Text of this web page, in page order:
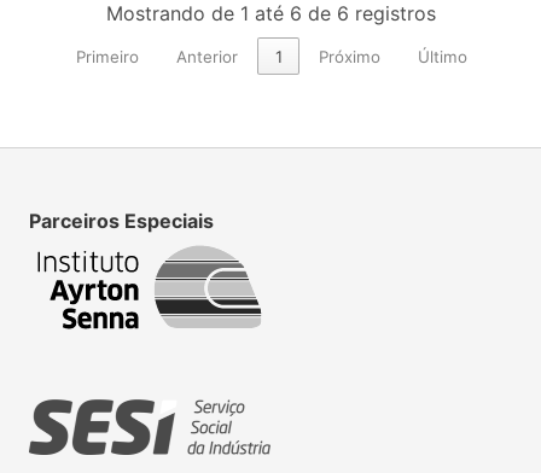
Mostrando de 1 até 6 de 6 registros
Primeiro Anterior 1 Próximo Último
Parceiros Especiais